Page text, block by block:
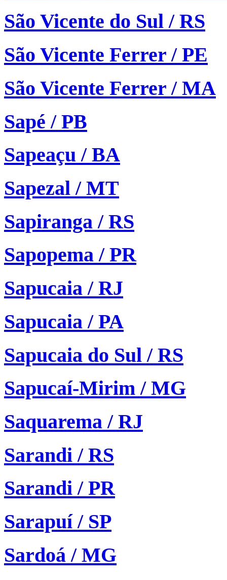
São Vicente do Sul / RS
São Vicente Ferrer / PE
São Vicente Ferrer / MA
Sapé / PB
Sapeaçu / BA
Sapezal / MT
Sapiranga / RS
Sapopema / PR
Sapucaia / RJ
Sapucaia / PA
Sapucaia do Sul / RS
Sapucaí-Mirim / MG
Saquarema / RJ
Sarandi / RS
Sarandi / PR
Sarapuí / SP
Sardoá / MG